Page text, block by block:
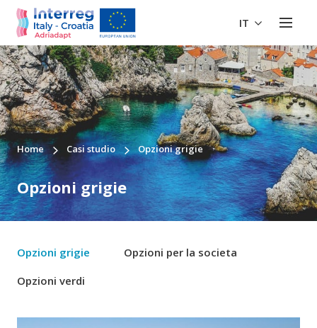
IT
Home Casi studio Opzioni grigie
Opzioni grigie
Opzioni grigie
Opzioni per la societa
Opzioni verdi